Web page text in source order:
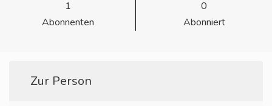
1
Abonnenten
0
Abonniert
Zur Person